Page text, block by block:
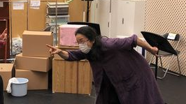
グチを吐き出すのも大事